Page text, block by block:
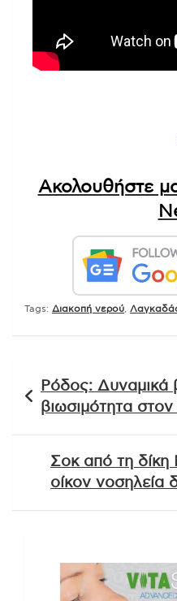
Ακολουθήστε
Tags: Διακοπή νερού
άρθρων
Ρόδος: Δυναμικά
βιωσιμότητα
Σοκ από τη δίκη
οίκον νοσηλεία